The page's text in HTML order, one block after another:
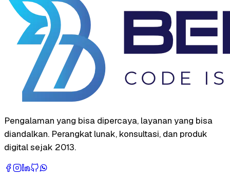
Pengalaman yang bisa dipercaya, layanan yang bisa
diandalkan. Perangkat lunak, konsultasi, dan produk
digital sejak 2013.